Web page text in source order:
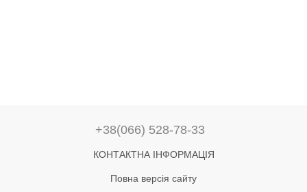
+38(066) 528-78-33
КОНТАКТНА ІНФОРМАЦІЯ
Повна версія сайту